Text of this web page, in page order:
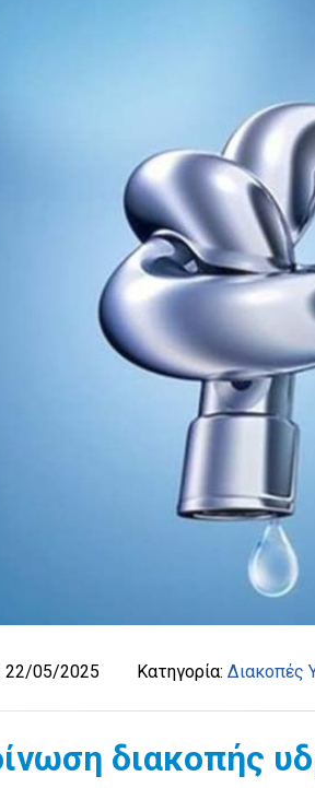
22/05/2025 Κατηγορία: Διακοπές
διακοπής